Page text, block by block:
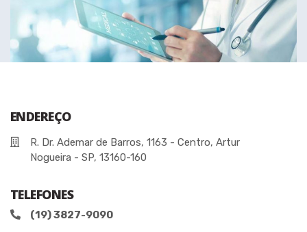
ENDEREÇO
R. Dr. Ademar de Barros, 1163 - Centro, Artur
Nogueira - SP, 13160-160
TELEFONES
(19) 3827-9090